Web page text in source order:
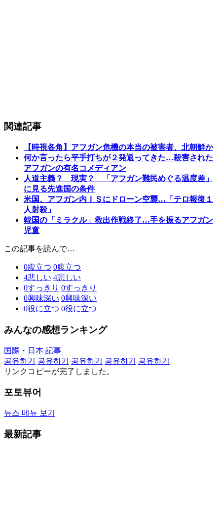
関連記事
【時視各角】アフガン危機の本当の被害者、北朝鮮か
何か言ったら平手打ちが２発返ってきた…殺害された
アフガンの有名コメディアン
人道主義？ 現実？ 「アフガン難民めぐる温度差」
に見る先進国の条件
米国、アフガン内ＩＳにドローン空襲…「テロ報復１
人射殺」
韓国の「ミラクル」救出作戦終了…手を振るアフガン
児童
この記事を読んで…
0腹立つ 0腹立つ
4悲しい 4悲しい
0すっきり 0すっきり
0興味深い 0興味深い
0役に立つ 0役に立つ
みんなの感想ランキング
国際・日本 記事
공유하기
공유하기 공유하기 공유하기
공유하기
リンクコピーが完了しました。
포토뷰어
뉴스 메뉴 보기
最新記事